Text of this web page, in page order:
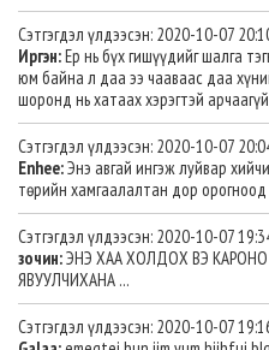
Сэтгэгдэл үлдээсэн: 2020-10-07
Иргэн:Ер нь бүх гишүүдийг шалга
юм байна л даа ээ чааваас даа
шоронд нь хатаах хэрэгтэй
Сэтгэгдэл үлдээсэн: 2020-10-07
Enhee:Энэ авгай ингэж луйвар
төрийн хамгаалалтан дор
Сэтгэгдэл үлдээсэн: 2020-10-07
зочин:ЭНЭ ХАА ХОЛДОХ ВЭ
ЯВУУЛЧИХАНА ...
Сэтгэгдэл үлдээсэн: 2020-10-07